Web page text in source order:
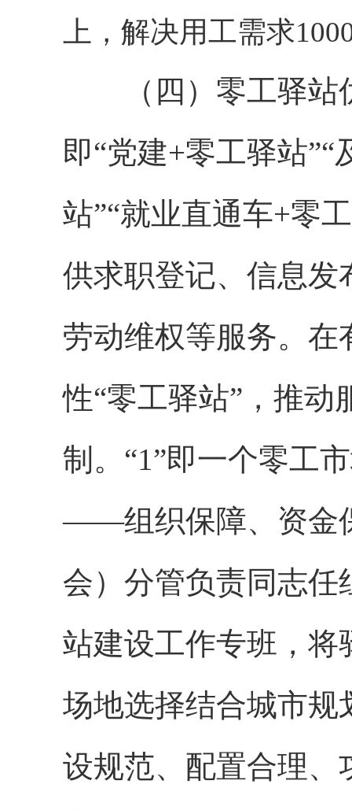
上，解决用工需求
（四）零工驿站优
即“党建+零工驿站
站”“就业直通车+零
供求职登记、信息发
劳动维权等服务。
性“零工驿站”，推动
制。“1”即一个零工
——组织保障、资金
会）分管负责同志
站建设工作专班，将
场地选择结合城市
设规范、配置合理、